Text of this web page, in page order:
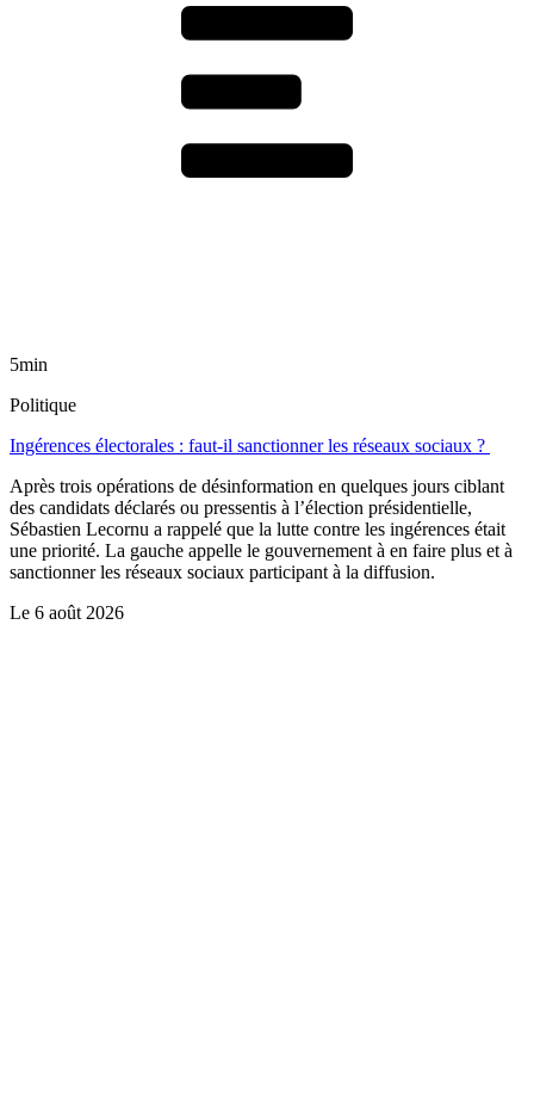
5min
Politique
Ingérences électorales : faut-il sanctionner les réseaux sociaux ?
Après trois opérations de désinformation en quelques jours ciblant
des candidats déclarés ou pressentis à l’élection présidentielle,
Sébastien Lecornu a rappelé que la lutte contre les ingérences était
une priorité. La gauche appelle le gouvernement à en faire plus et à
sanctionner les réseaux sociaux participant à la diffusion.
Le 6 août 2026